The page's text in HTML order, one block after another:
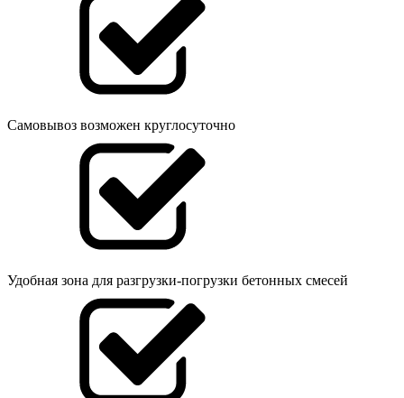
Самовывоз возможен круглосуточно
Удобная зона для разгрузки-погрузки бетонных смесей